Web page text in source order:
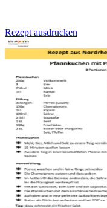
Rezept ausdrucken